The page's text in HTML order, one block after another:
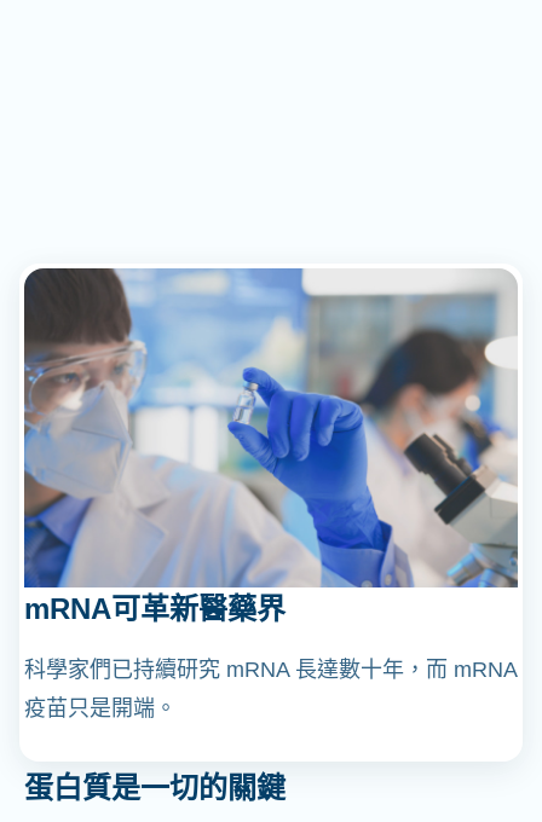
mRNA可革新醫藥界
科學家們已持續研究 mRNA 長達數十年，而 mRNA
疫苗只是開端。
蛋白質是一切的關鍵